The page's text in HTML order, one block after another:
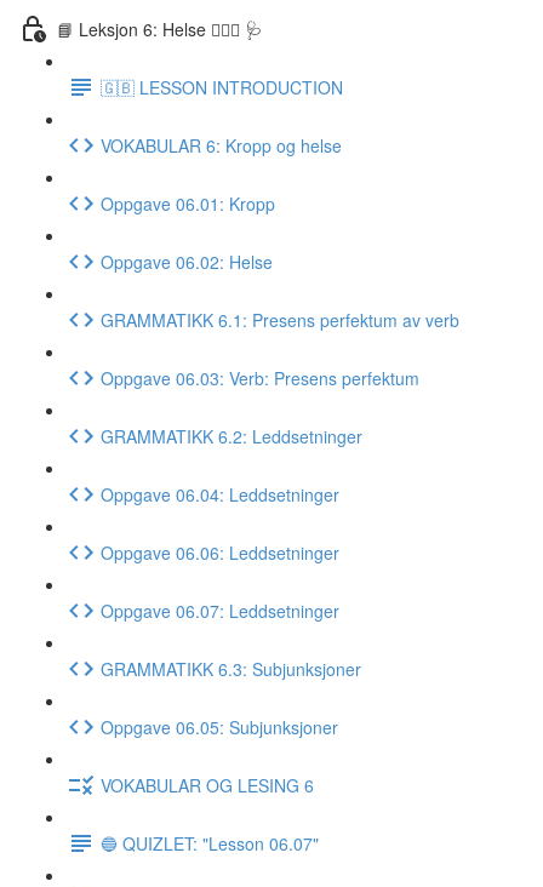
📘 Leksjon 6: Helse 🏃🏻‍♀️ 🩺
🇬🇧 LESSON INTRODUCTION
VOKABULAR 6: Kropp og helse
Oppgave 06.01: Kropp
Oppgave 06.02: Helse
GRAMMATIKK 6.1: Presens perfektum av verb
Oppgave 06.03: Verb: Presens perfektum
GRAMMATIKK 6.2: Leddsetninger
Oppgave 06.04: Leddsetninger
Oppgave 06.06: Leddsetninger
Oppgave 06.07: Leddsetninger
GRAMMATIKK 6.3: Subjunksjoner
Oppgave 06.05: Subjunksjoner
VOKABULAR OG LESING 6
🔵 QUIZLET: "Lesson 06.07"